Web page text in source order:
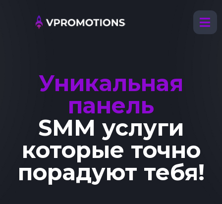
Уникальная
панель
SMM услуги
которые точно
порадуют тебя!